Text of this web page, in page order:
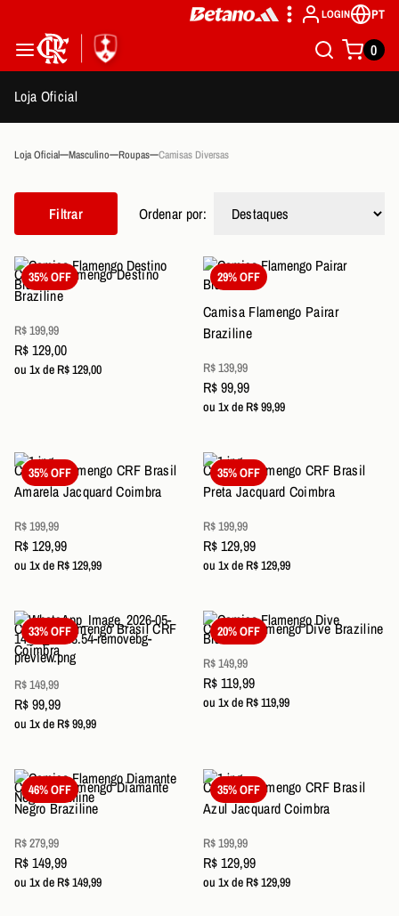
LOGIN PT
0
Loja Oficial
Loja Oficial Masculino Roupas Camisas Diversas
Filtrar Ordenar por:
35% OFF
Camisa Flamengo Destino
Braziline
R$ 199,99
R$ 129,00
ou 1x de R$ 129,00
29% OFF
Camisa Flamengo Pairar
Braziline
R$ 139,99
R$ 99,99
ou 1x de R$ 99,99
35% OFF
Camisa Flamengo CRF Brasil
Amarela Jacquard Coimbra
R$ 199,99
R$ 129,99
ou 1x de R$ 129,99
35% OFF
Camisa Flamengo CRF Brasil
Preta Jacquard Coimbra
R$ 199,99
R$ 129,99
ou 1x de R$ 129,99
33% OFF
Camisa Flamengo Brasil CRF
Coimbra
R$ 149,99
R$ 99,99
ou 1x de R$ 99,99
20% OFF
Camisa Flamengo Dive Braziline
R$ 149,99
R$ 119,99
ou 1x de R$ 119,99
46% OFF
Camisa Flamengo Diamante
Negro Braziline
R$ 279,99
R$ 149,99
ou 1x de R$ 149,99
35% OFF
Camisa Flamengo CRF Brasil
Azul Jacquard Coimbra
R$ 199,99
R$ 129,99
ou 1x de R$ 129,99